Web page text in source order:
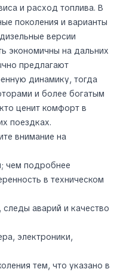
и расход топлива. В
поколения и варианты
версии
экономичны на дальних
предлагают
динамику, тогда
и более богатым
ценит комфорт в
поездках.
внимание на
чем подробнее
в техническом
аварий и качество
электроники,
тем, что указано в